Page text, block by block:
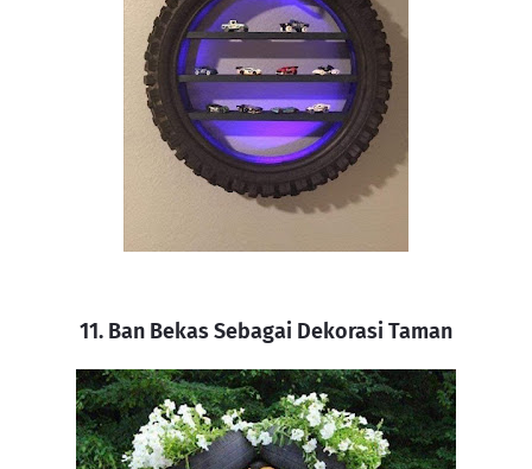
11. Ban Bekas Sebagai Dekorasi Taman